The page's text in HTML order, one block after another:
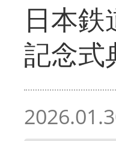
日本
記念式